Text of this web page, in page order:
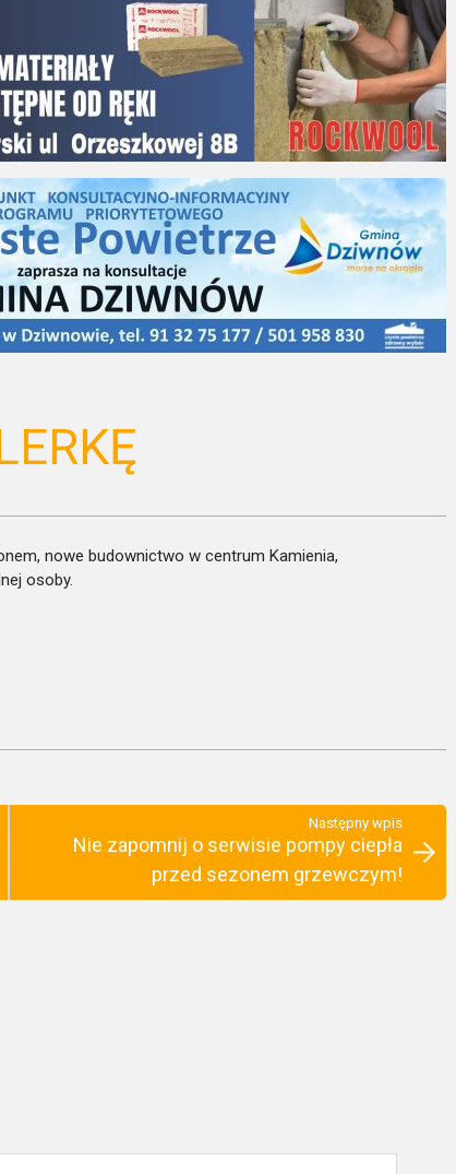
nowe budownictwo w centrum Kamienia,
osoby.
Następny wpis
Nie zapomnij o serwisie pompy ciepła
przed sezonem grzewczym!